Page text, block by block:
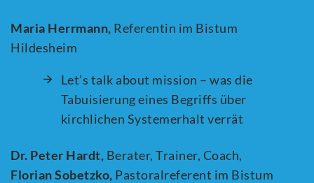
Maria Herrmann, Referentin im Bistum
Hildesheim
Let’s talk about mission – was die
Tabuisierung eines Begriffs über
kirchlichen Systemerhalt verrät
Dr. Peter Hardt, Berater, Trainer, Coach,
Florian Sobetzko, Pastoralreferent im Bistum